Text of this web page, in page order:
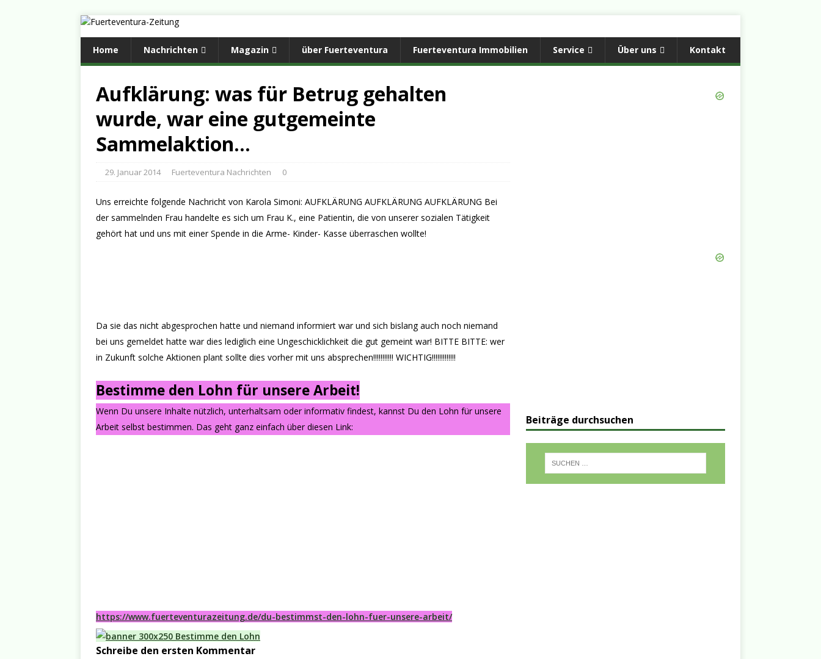
Home Nachrichten Magazin über Fuerteventura Fuerteventura Immobilien Service Über uns Kontakt
Aufklärung: was für Betrug gehalten
wurde, war eine gutgemeinte
Sammelaktion…
29. Januar 2014 Fuerteventura Nachrichten 0
Uns erreichte folgende Nachricht von Karola Simoni: AUFKLÄRUNG AUFKLÄRUNG AUFKLÄRUNG Bei
der sammelnden Frau handelte es sich um Frau K., eine Patientin, die von unserer sozialen Tätigkeit
gehört hat und uns mit einer Spende in die Arme- Kinder- Kasse überraschen wollte!
Da sie das nicht abgesprochen hatte und niemand informiert war und sich bislang auch noch niemand
bei uns gemeldet hatte war dies lediglich eine Ungeschicklichkeit die gut gemeint war! BITTE BITTE: wer
in Zukunft solche Aktionen plant sollte dies vorher mit uns absprechen!!!!!!!!!!! WICHTIG!!!!!!!!!!!!!
Bestimme den Lohn für unsere Arbeit!
Wenn Du unsere Inhalte nützlich, unterhaltsam oder informativ findest, kannst Du den Lohn für unsere
Arbeit selbst bestimmen. Das geht ganz einfach über diesen Link:
https://www.fuerteventurazeitung.de/du-bestimmst-den-lohn-fuer-unsere-arbeit/
Schreibe den ersten Kommentar
Beiträge durchsuchen